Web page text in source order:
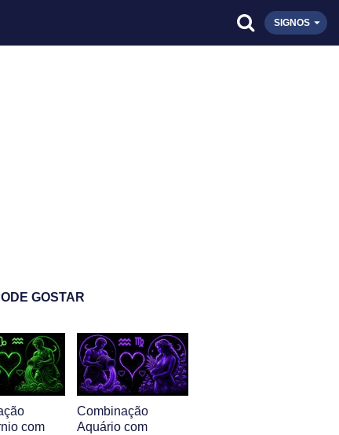
SIGNOS
GOSTAR
com
Combinação
Aquário com